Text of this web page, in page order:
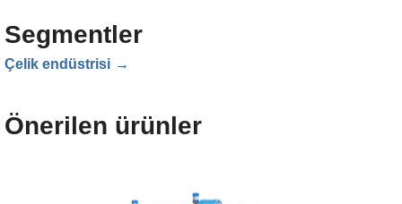
Segmentler
Çelik endüstrisi
Önerilen ürünler